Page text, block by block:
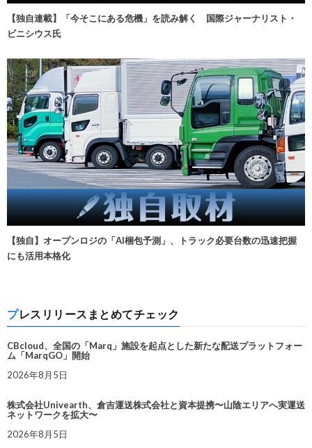
【独自連載】「今そこにある危機」を読み解く 国際ジャーナリスト・
ビニシウス氏
【独自】オープンロジの「AI梱包予測」、トラック必要台数の迅速把握
にも活用本格化
プレスリリースまとめてチェック
CBcloud、全国の「Marq」施設を起点とした新たな配送プラットフォー
ム「MarqGO」開始
2026年8月5日
株式会社Univearth、倉吉運送株式会社と資本提携〜山陰エリアへ実運送
ネットワークを拡大〜
2026年8月5日